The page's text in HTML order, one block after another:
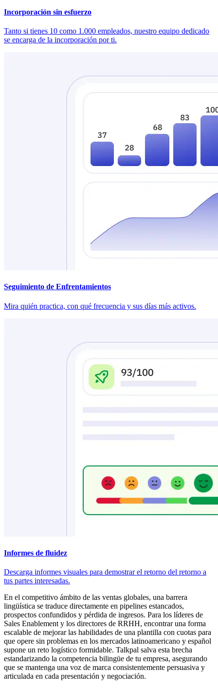
Incorporación sin esfuerzo
Tanto si tienes 10 como 1.000 empleados, nuestro equipo dedicado
se encarga de la incorporación por ti.
Seguimiento de Enfrentamientos
Mira quién practica, con qué frecuencia y sus días más activos.
Informes de fluidez
Descarga informes visuales para demostrar el retorno del retorno a
tus partes interesadas.
En el competitivo ámbito de las ventas globales, una barrera
lingüística se traduce directamente en pipelines estancados,
prospectos confundidos y pérdida de ingresos. Para los líderes de
Sales Enablement y los directores de RRHH, encontrar una forma
escalable de mejorar las habilidades de una plantilla con cuotas para
que opere sin problemas en los mercados latinoamericano y español
supone un reto logístico formidable. Talkpal salva esta brecha
estandarizando la competencia bilingüe de tu empresa, asegurando
que se mantenga una voz de marca consistentemente persuasiva y
articulada en cada presentación y negociación.